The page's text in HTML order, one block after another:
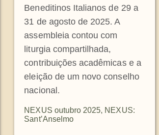
Beneditinos Italianos de 29 a
31 de agosto de 2025. A
assembleia contou com
liturgia compartilhada,
contribuições acadêmicas e a
eleição de um novo conselho
nacional.
NEXUS outubro 2025, NEXUS:
Sant’Anselmo